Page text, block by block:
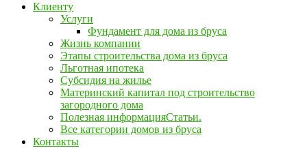
Клиенту
Услуги
Фундамент для дома из бруса
Жизнь компании
Этапы строительства дома из бруса
Льготная ипотека
Субсидия на жилье
Материнский капитал под строительство
загородного дома
Полезная информацияСтатьи.
Все категории домов из бруса
Контакты